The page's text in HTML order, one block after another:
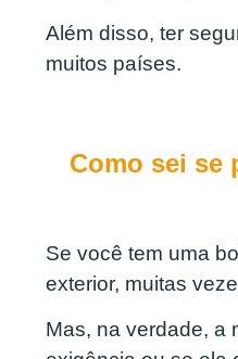
Além disso, ter
muitos países.
Como sei se
Se você tem uma
exterior, muitas
Mas, na verdade, a